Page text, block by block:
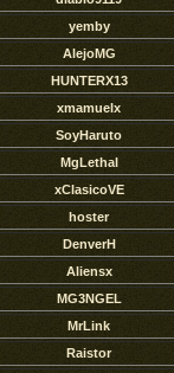
yemby
AlejoMG
HUNTERX13
xmamuelx
SoyHaruto
MgLethal
xClasicoVE
hoster
DenverH
Aliensx
MG3NGEL
MrLink
Raistor